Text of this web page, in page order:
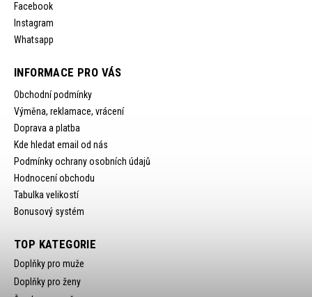
Facebook
Instagram
Whatsapp
INFORMACE PRO VÁS
Obchodní podmínky
Výměna, reklamace, vrácení
Doprava a platba
Kde hledat email od nás
Podmínky ochrany osobních údajů
Hodnocení obchodu
Tabulka velikostí
Bonusový systém
TOP KATEGORIE
Doplňky pro muže
Doplňky pro ženy